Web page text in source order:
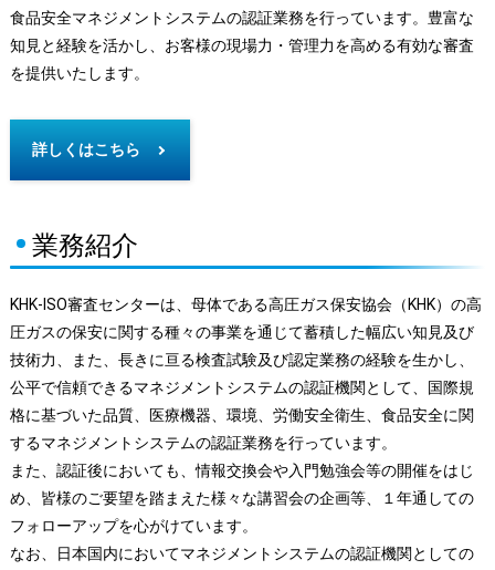
食品安全マネジメントシステムの認証業務を行っています。豊富な
知見と経験を活かし、お客様の現場力・管理力を高める有効な審査
を提供いたします。
詳しくはこちら
業務紹介
KHK-ISO審査センターは、母体である高圧ガス保安協会（KHK）の高
圧ガスの保安に関する種々の事業を通じて蓄積した幅広い知見及び
技術力、また、長きに亘る検査試験及び認定業務の経験を生かし、
公平で信頼できるマネジメントシステムの認証機関として、国際規
格に基づいた品質、医療機器、環境、労働安全衛生、食品安全に関
するマネジメントシステムの認証業務を行っています。
また、認証後においても、情報交換会や入門勉強会等の開催をはじ
め、皆様のご要望を踏まえた様々な講習会の企画等、１年通しての
フォローアップを心がけています。
なお、日本国内においてマネジメントシステムの認証機関としての